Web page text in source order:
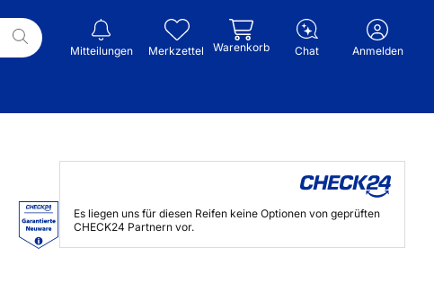
Mitteilungen Merkzettel Warenkorb Chat Anmelden
Es liegen uns für diesen Reifen keine Optionen von geprüften
CHECK24 Partnern vor.